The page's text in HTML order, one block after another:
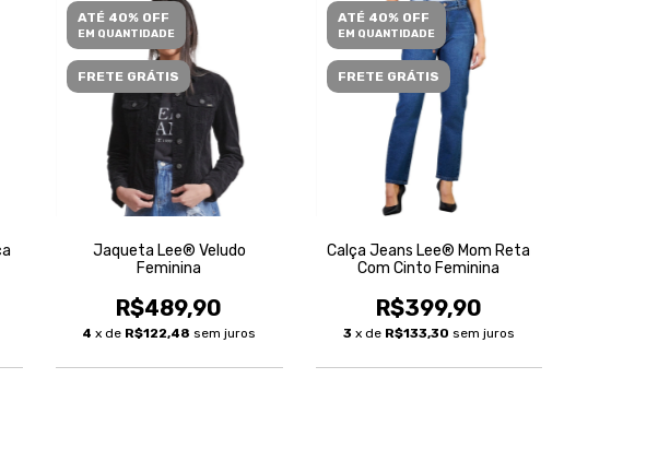
ATÉ 40% OFF
EM QUANTIDADE
FRETE GRÁTIS
Jaqueta Lee® Veludo
Feminina
R$489,90
4 x de R$122,48 sem juros
ATÉ 40% OFF
EM QUANTIDADE
FRETE GRÁTIS
Calça Jeans Lee® Mom Reta
Com Cinto Feminina
R$399,90
3 x de R$133,30 sem juros